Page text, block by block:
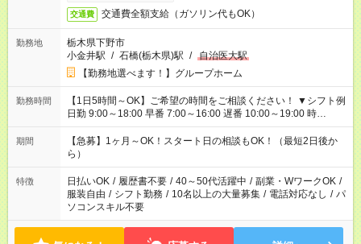
交通費 交通費全額支給（ガソリン代もOK）
勤務地
栃木県下野市
小金井駅 / 石橋(栃木県)駅 / 自治医大駅
【勤務地選べます！】グループホーム
勤務時間
【1日5時間～OK】ご希望の時間をご相談ください！ ▼シフト例
日勤 9:00～18:00 早番 7:00～16:00 遅番 10:00～19:00 時
短 10:00～15:00 上記はあくまで一例です。 「夕方までには帰宅
しておきたい」 「朝はゆっくりのスタートがいい」 「お昼の時
間を有効に使いたい」 など、ご希望があれば教えてください
ね。
期間
【急募】1ヶ月～OK！スタート日の相談もOK！（最短2日後か
ら）
特徴 日払いOK / 履歴書不要 / 40～50代活躍中 / 副業・WワークOK /
服装自由 / シフト勤務 / 10名以上の大量募集 / 電話対応なし / パ
ソコンスキル不要